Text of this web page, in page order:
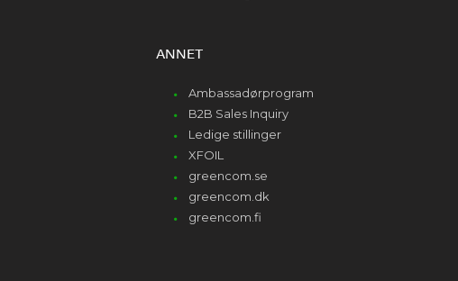
ANNET
Ambassadørprogram
B2B Sales Inquiry
Ledige stillinger
XFOIL
greencom.se
greencom.dk
greencom.fi